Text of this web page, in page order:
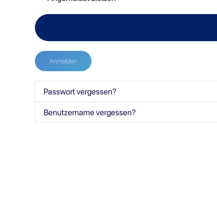
Anmelden
Passwort vergessen?
Benutzername vergessen?